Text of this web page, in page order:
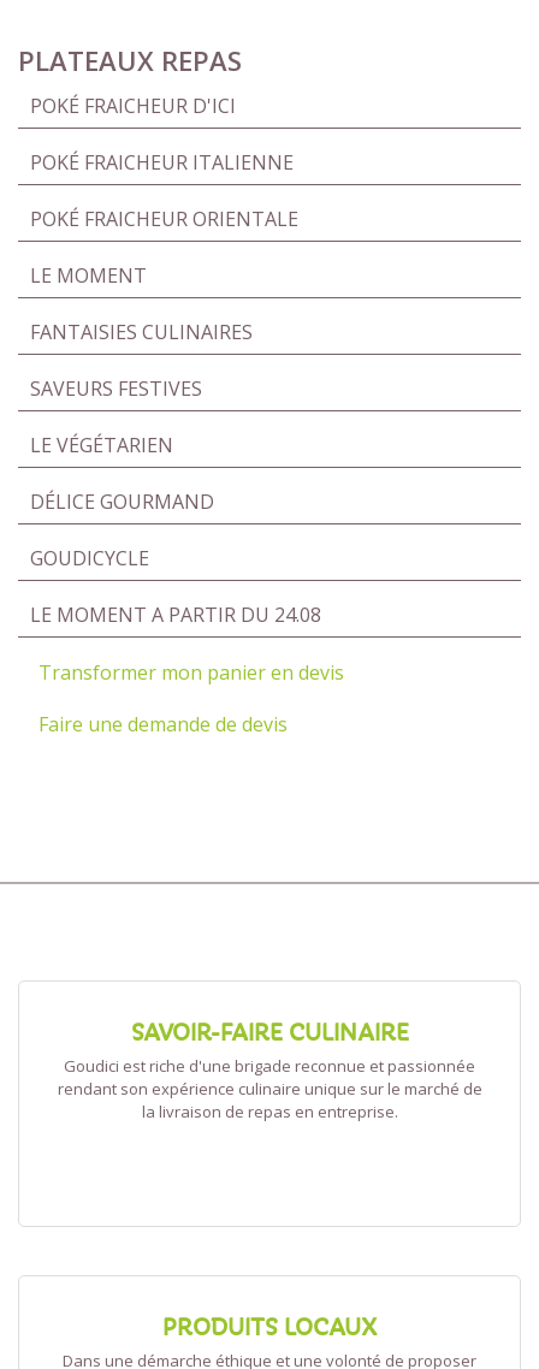
PLATEAUX REPAS
POKÉ FRAICHEUR D'ICI
POKÉ FRAICHEUR ITALIENNE
POKÉ FRAICHEUR ORIENTALE
LE MOMENT
FANTAISIES CULINAIRES
SAVEURS FESTIVES
LE VÉGÉTARIEN
DÉLICE GOURMAND
GOUDICYCLE
LE MOMENT A PARTIR DU 24.08
Transformer mon panier en devis
Faire une demande de devis
SAVOIR-FAIRE CULINAIRE
Goudici est riche d'une brigade reconnue et passionnée
rendant son expérience culinaire unique sur le marché de
la livraison de repas en entreprise.
PRODUITS LOCAUX
Dans une démarche éthique et une volonté de proposer